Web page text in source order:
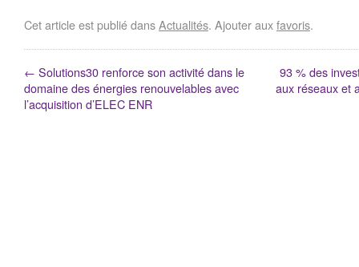
Cet article est publié dansActualités. Ajouter auxfavoris.
← Solutions30 renforce son activité dans le
domaine des énergies renouvelables avec
l’acquisition d’ELEC ENR
93 % des
aux réseaux et